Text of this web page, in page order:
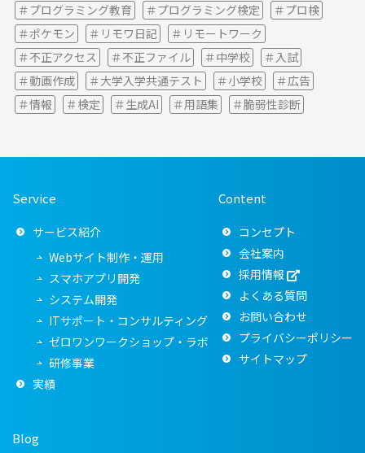
プログラミング教育
プログラミング検定
プロ検
ポケモン
リモワ日記
リモートワーク
不正アクセス
不正ファイル 中学校
入試
動画作成
大学入学共通テスト 小学校
広告
情報
検定 生成AI 用語集 脆弱性診断
Service
サービス紹介
Webサイト制作・運用
スマホアプリ開発
システム開発
ITサポート・コンサルティング
ゼロワンワークショップ・ラボ
研修事業
実績
Content
コンセプト
会社案内
採用情報
よくある質問
お問い合わせ
プライバシーポリシー
サイトマップ
Blog